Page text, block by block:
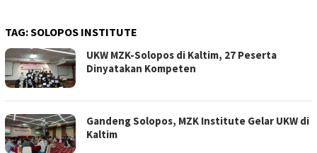
TAG:SOLOPOS INSTITUTE
UKW MZK-Solopos di Kaltim, 27 Peserta
Dinyatakan Kompeten
Gandeng Solopos, MZK Institute Gelar UKW di
Kaltim